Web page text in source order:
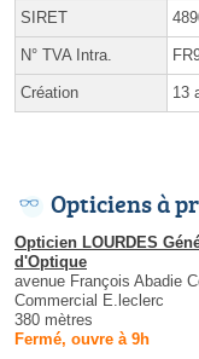
SIRET
N° TVA Intra.
Création 13
Opticiens à
Opticien LOURDES
d'Optique
avenue François Abadie
Commercial E.leclerc
380 mètres
Fermé, ouvre à 9h